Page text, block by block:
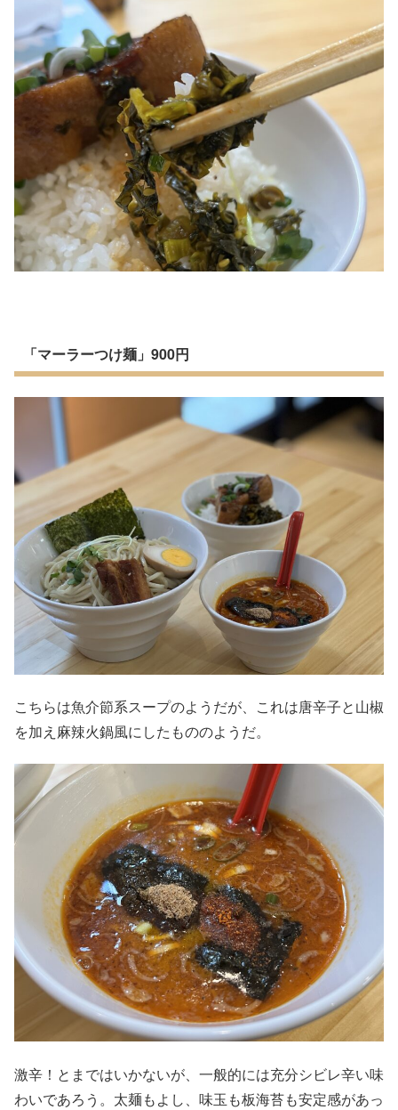
「マーラーつけ麺」900円
こちらは魚介節系スープのようだが、これは唐辛子と山椒
を加え麻辣火鍋風にしたもののようだ。
激辛！とまではいかないが、一般的には充分シビレ辛い味
わいであろう。太麺もよし、味玉も板海苔も安定感があっ